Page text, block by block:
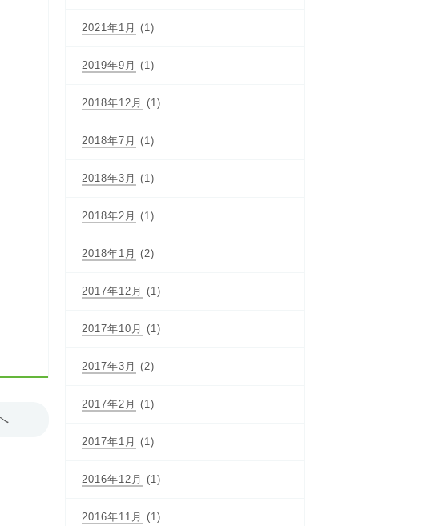
2021年1月 (1)
2019年9月 (1)
2018年12月 (1)
2018年7月 (1)
2018年3月 (1)
2018年2月 (1)
2018年1月 (2)
2017年12月 (1)
2017年10月 (1)
2017年3月 (2)
2017年2月 (1)
2017年1月 (1)
2016年12月 (1)
2016年11月 (1)